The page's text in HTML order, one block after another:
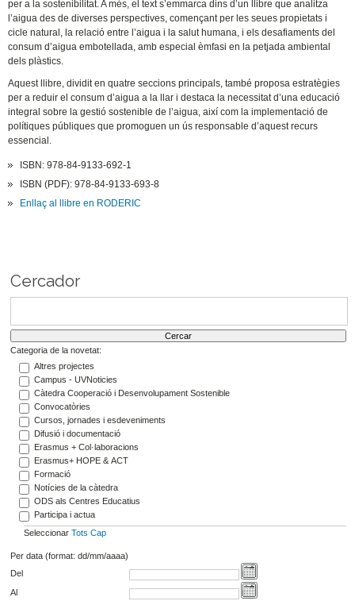
per a la sostenibilitat. A més, el text s’emmarca dins d’un llibre que analitza
l’aigua des de diverses perspectives, començant per les seues propietats i
cicle natural, la relació entre l’aigua i la salut humana, i els desafiaments del
consum d’aigua embotellada, amb especial èmfasi en la petjada ambiental
dels plàstics.
Aquest llibre, dividit en quatre seccions principals, també proposa estratègies
per a reduir el consum d’aigua a la llar i destaca la necessitat d’una educació
integral sobre la gestió sostenible de l’aigua, així com la implementació de
polítiques públiques que promoguen un ús responsable d’aquest recurs
essencial.
ISBN: 978-84-9133-692-1
ISBN (PDF): 978-84-9133-693-8
Enllaç al llibre en RODERIC
Cercador
Categoria de la novetat:
Altres projectes
Campus - UVNoticies
Càtedra Cooperació i Desenvolupament Sostenible
Convocatòries
Cursos, jornades i esdeveniments
Difusió i documentació
Erasmus + Col·laboracions
Erasmus+ HOPE & ACT
Formació
Notícies de la càtedra
ODS als Centres Educatius
Participa i actua
Seleccionar Tots Cap
Per data (format: dd/mm/aaaa)
Del
Al